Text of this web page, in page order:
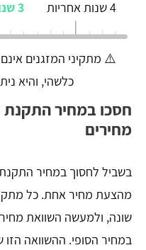
4 שנות אחריות
3 שנות אחריות
⚠️ מתקיני המזגנים
כלשהי, והיא
חסכו במחיר
מחירים
בשביל לחסוך במחיר
מהצעת מחיר אחת. כל
במחיר הסופי. ההשוואה